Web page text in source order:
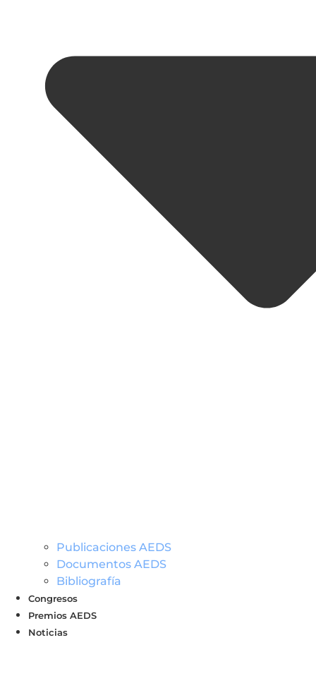
Publicaciones AEDS
Documentos AEDS
Bibliografía
Congresos
Premios AEDS
Noticias